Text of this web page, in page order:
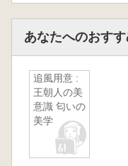
あなたへのおす
追風用意 :
王朝人の美
意識 匂いの
美学